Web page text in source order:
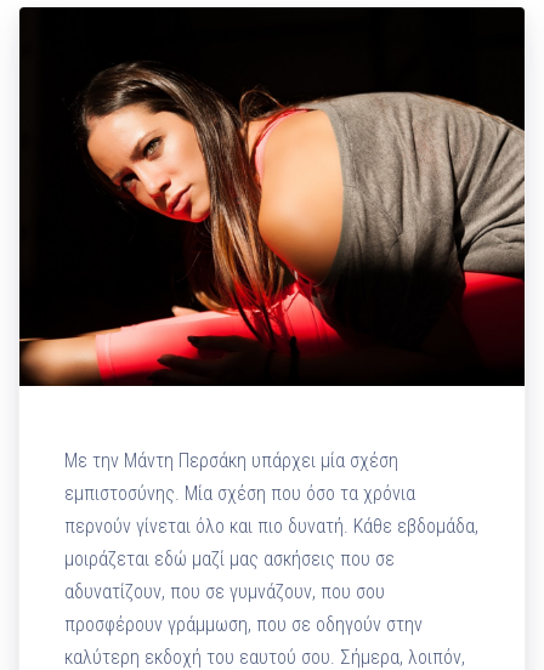
Με την Μάντη Περσάκη υπάρχει μία σχέση
εμπιστοσύνης. Μία σχέση που όσο τα χρόνια
περνούν γίνεται όλο και πιο δυνατή. Κάθε εβδομάδα,
μοιράζεται εδώ μαζί μας ασκήσεις που σε
αδυνατίζουν, που σε γυμνάζουν, που σου
προσφέρουν γράμμωση, που σε οδηγούν στην
καλύτερη εκδοχή του εαυτού σου. Σήμερα, λοιπόν,